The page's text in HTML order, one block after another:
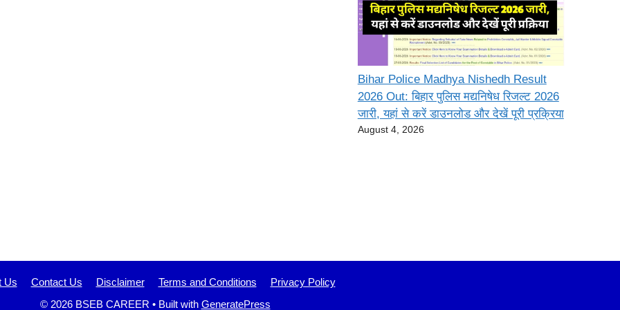
Bihar Police Madhya Nishedh Result
2026 Out: बिहार पुलिस मद्यनिषेध रिजल्ट 2026
जारी, यहां से करें डाउनलोड और देखें पूरी प्रक्रिया
August 4, 2026
Us Contact Us Disclaimer Terms and Conditions
Privacy Policy
© 2026 BSEB CAREER • Built with GeneratePress